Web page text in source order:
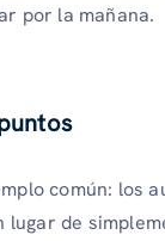
por la mañana.
común: los
lugar de